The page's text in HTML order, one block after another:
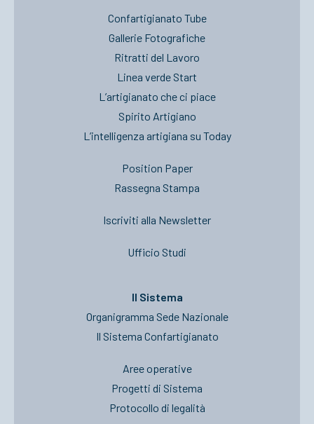
Confartigianato Tube
Gallerie Fotografiche
Ritratti del Lavoro
Linea verde Start
L’artigianato che ci piace
Spirito Artigiano
L’intelligenza artigiana su Today
Position Paper
Rassegna Stampa
Iscriviti alla Newsletter
Ufficio Studi
Il Sistema
Organigramma Sede Nazionale
Il Sistema Confartigianato
Aree operative
Progetti di Sistema
Protocollo di legalità